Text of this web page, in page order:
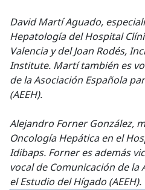
David Martí Aguado,
Hepatología del Hospital
Valencia y del Joan Rodés,
Institute. Martí también es
de la Asociación Española
(AEEH).
Alejandro Forner González,
Oncología Hepática en el
Idibaps. Forner es además
vocal de Comunicación de la
el Estudio del Hígado (AEEH).